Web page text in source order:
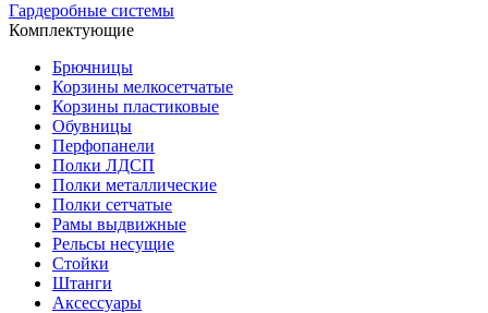
Гардеробные системы
Комплектующие
Брючницы
Корзины мелкосетчатые
Корзины пластиковые
Обувницы
Перфопанели
Полки ЛДСП
Полки металлические
Полки сетчатые
Рамы выдвижные
Рельсы несущие
Стойки
Штанги
Аксессуары